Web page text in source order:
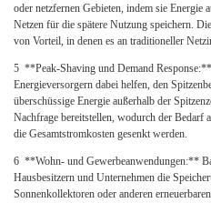
oder netzfernen Gebieten, indem sie Energie
Netzen für die spätere Nutzung speichern.
von Vorteil, in denen es an traditioneller
5 **Peak-Shaving und Demand
Energieversorgern dabei helfen, den
überschüssige Energie außerhalb der
Nachfrage bereitstellen, wodurch der Bedarf
die Gesamtstromkosten gesenkt werden.
6 **Wohn- und Gewerbeanwendungen:**
Hausbesitzern und Unternehmen die
Sonnenkollektoren oder anderen